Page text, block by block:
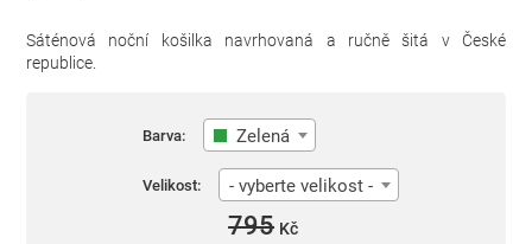
Sáténová noční košilka navrhovaná a ručně šitá v České
republice.
Barva: Zelená
Velikost: - vyberte velikost -
795 Kč